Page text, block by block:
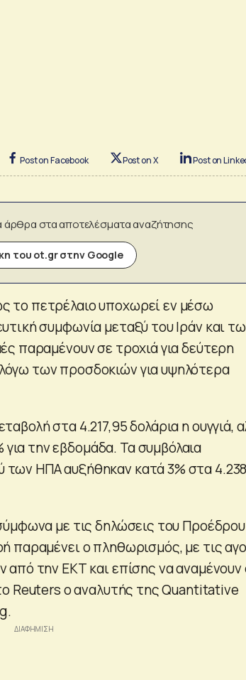
Post on Facebook Post on X Post on
στα αποτελέσματα αναζήτησης
του ot.gr στην Google
το πετρέλαιο υποχωρεί εν μέσω
συμφωνία μεταξύ του Ιράν και
παραμένουν σε τροχιά για δεύτερη
των προσδοκιών για υψηλότερα
στα 4.217,95 δολάρια η ουγγιά,
την εβδομάδα. Τα συμβόλαια
των ΗΠΑ αυξήθηκαν κατά 3% στα
με τις δηλώσεις του Προέδρου
παραμένει ο πληθωρισμός, με τις
από την ΕΚΤ και επίσης να αναμένουν
Reuters ο αναλυτής της Quantitative